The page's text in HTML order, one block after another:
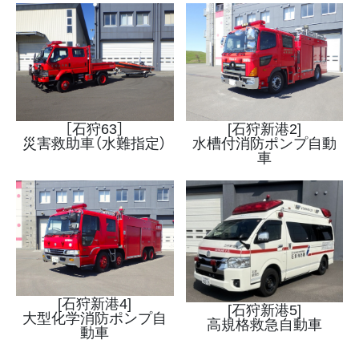
［石狩63］
災害救助車（水難指定）
[石狩新港2]
水槽付消防ポンプ自動
車
[石狩新港4]
大型化学消防ポンプ自
動車
[石狩新港5]
高規格救急自動車